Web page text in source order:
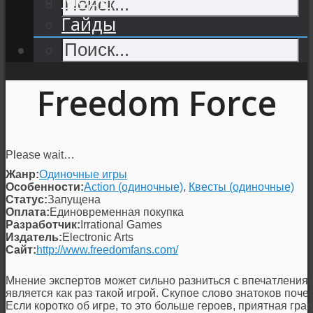
Гайды
Freedom Force
Please wait…
Жанр:Одиночные игры
Особенности:Action (одиночные), Квесты (одиночные)
Статус:Запущена
Оплата:Единовременная покупка
Разработчик: Irrational Games
Издатель:Electronic Arts
Сайт:http://www.freedomfans.com/
Мнение экспертов может сильно разниться с
является как раз такой игрой. Скупое слово знатоков
Если коротко об игре, то это больше героев, приятная